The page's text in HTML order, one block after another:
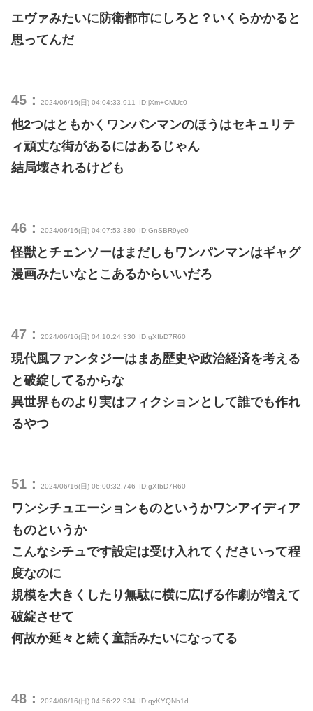
エヴァみたいに防衛都市にしろと？いくらかかると
思ってんだ
45： 2024/06/16(日) 04:04:33.911 ID:jXm+CMUc0
他2つはともかくワンパンマンのほうはセキュリテ
ィ頑丈な街があるにはあるじゃん
結局壊されるけども
46： 2024/06/16(日) 04:07:53.380 ID:GnSBR9ye0
怪獣とチェンソーはまだしもワンパンマンはギャグ
漫画みたいなとこあるからいいだろ
47： 2024/06/16(日) 04:10:24.330 ID:gXIbD7R60
現代風ファンタジーはまあ歴史や政治経済を考える
と破綻してるからな
異世界ものより実はフィクションとして誰でも作れ
るやつ
51： 2024/06/16(日) 06:00:32.746 ID:gXIbD7R60
ワンシチュエーションものというかワンアイディア
ものというか
こんなシチュです設定は受け入れてくださいって程
度なのに
規模を大きくしたり無駄に横に広げる作劇が増えて
破綻させて
何故か延々と続く童話みたいになってる
48： 2024/06/16(日) 04:56:22.934 ID:qyKYQNb1d